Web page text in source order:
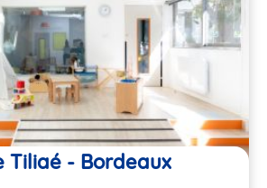
Tiliaé - Bordeaux